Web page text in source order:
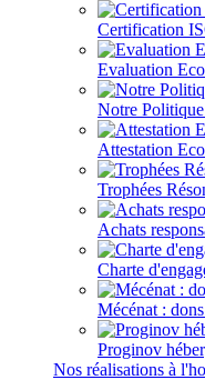
Certification
Evaluation
Notre
Attestation
Trophées
Achats
Charte
Mécénat :
Proginov
Nos réalisations à